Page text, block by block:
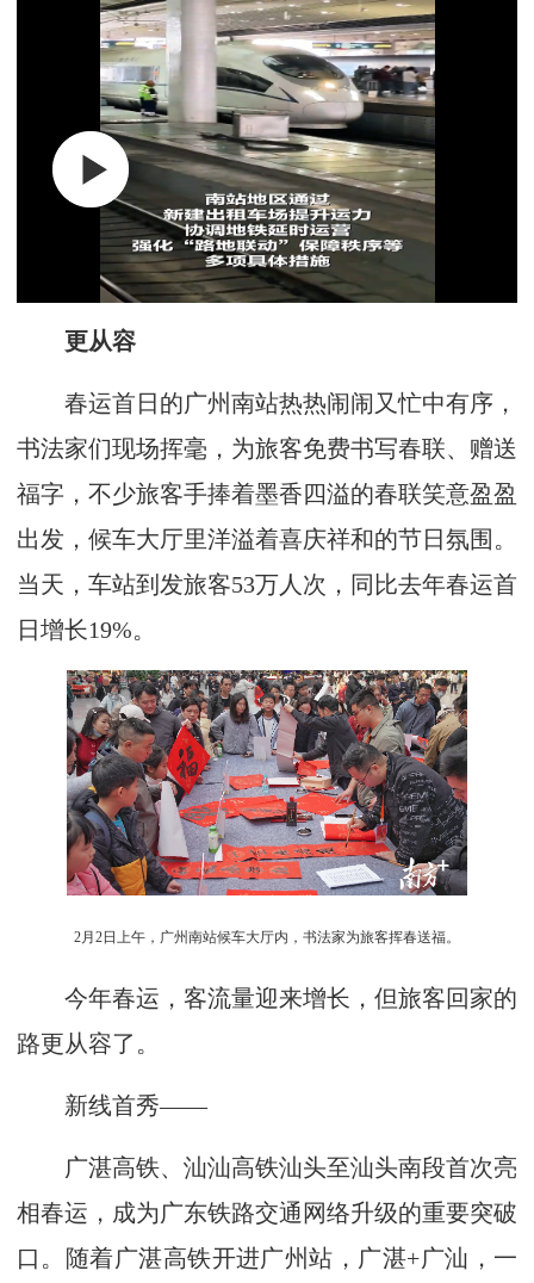
更从容
春运首日的广州南站热热闹闹又忙中有序，
书法家们现场挥毫，为旅客免费书写春联、赠送
福字，不少旅客手捧着墨香四溢的春联笑意盈盈
出发，候车大厅里洋溢着喜庆祥和的节日氛围。
当天，车站到发旅客53万人次，同比去年春运首
日增长19%。
2月2日上午，广州南站候车大厅内，书法家为旅客挥春送福。
今年春运，客流量迎来增长，但旅客回家的
路更从容了。
新线首秀——
广湛高铁、汕汕高铁汕头至汕头南段首次亮
相春运，成为广东铁路交通网络升级的重要突破
口。随着广湛高铁开进广州站，广湛+广汕，一